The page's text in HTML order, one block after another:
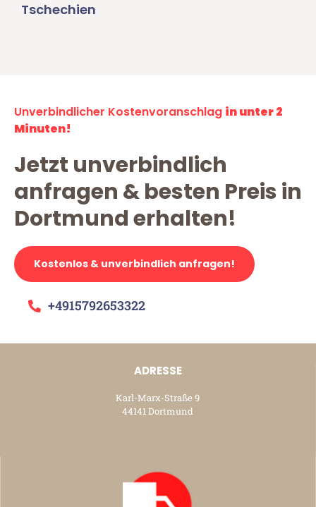
Tschechien
Unverbindlicher Kostenvoranschlag in unter 2
Minuten!
Jetzt unverbindlich
anfragen & besten Preis in
Dortmund erhalten!
Kostenlos & unverbindlich anfragen!
+4915792653322
ADRESSE
Karl-Marx-Straße 9
44141 Dortmund